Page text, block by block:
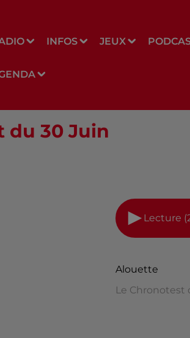
INFOS JEUX
du 30 Juin
Lecture
Alouette
Le Chronotest